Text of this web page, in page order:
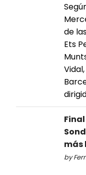
de
Ets
Final
más
by